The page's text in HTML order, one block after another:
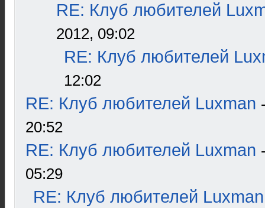
RE: Клуб любителей
2012, 09:02
RE: Клуб любителей
12:02
RE: Клуб любителей Luxman
20:52
RE: Клуб любителей Luxman
05:29
RE: Клуб любителей Luxman